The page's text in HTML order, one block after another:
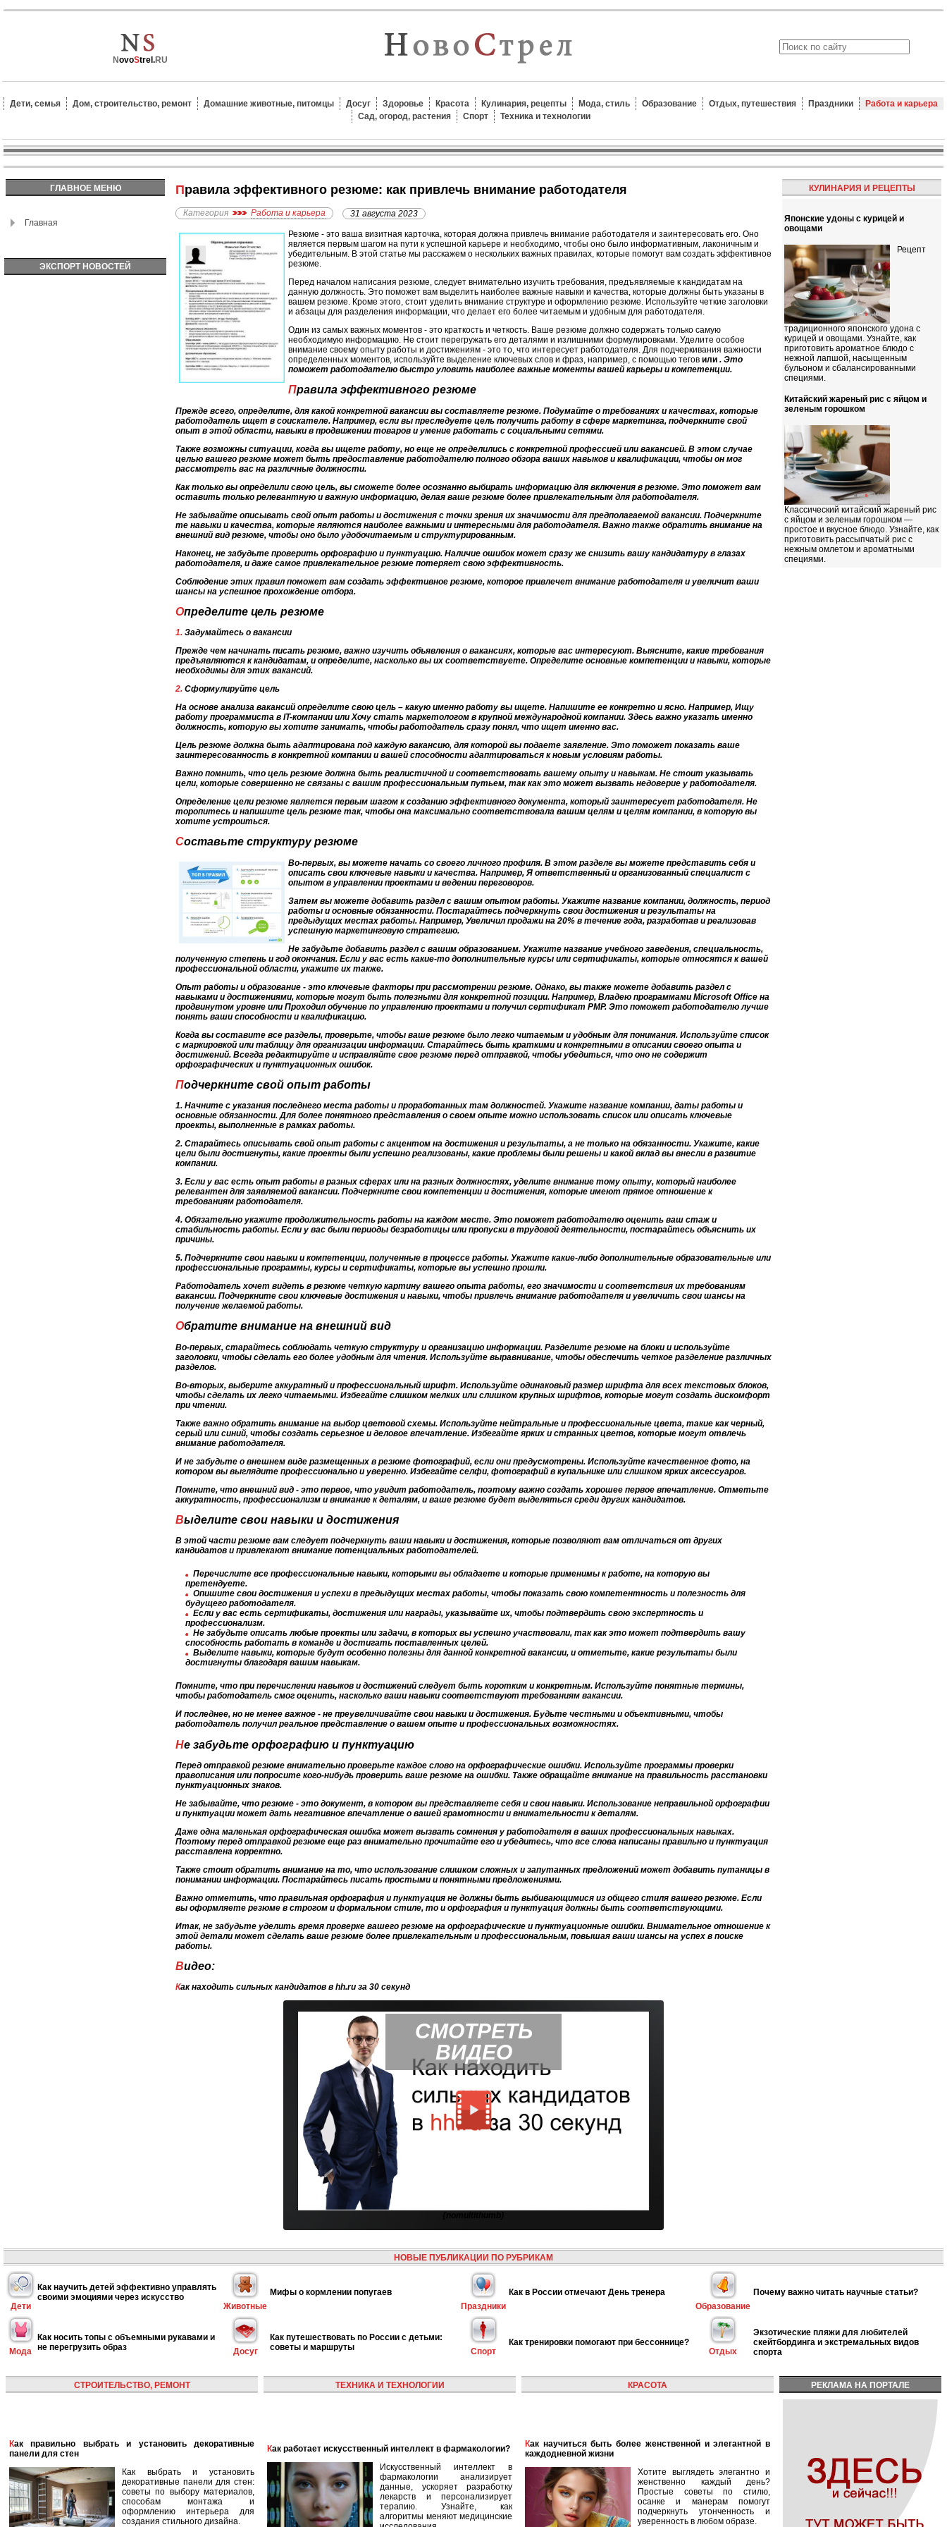
NovoStrel.RU
Дети, семья Дом, строительство, ремонт Домашние животные, питомцы Досуг Здоровье Красота Кулинария, рецепты Мода, стиль Образование Отдых, путешествия Праздники
Работа и карьера
Сад, огород, растения
Спорт Техника и технологии
ГЛАВНОЕ МЕНЮ
Главная
ЭКСПОРТ НОВОСТЕЙ
Правила эффективного резюме: как привлечь внимание работодателя
Категория Работа и карьера 31 августа 2023
Резюме - это ваша визитная карточка, которая должна привлечь внимание работодателя и заинтересовать его. Оно
является первым шагом на пути к успешной карьере и необходимо, чтобы оно было информативным, лаконичным и
убедительным. В этой статье мы расскажем о нескольких важных правилах, которые помогут вам создать эффективное
резюме.
Перед началом написания резюме, следует внимательно изучить требования, предъявляемые к кандидатам на
данную должность. Это поможет вам выделить наиболее важные навыки и качества, которые должны быть указаны в
вашем резюме. Кроме этого, стоит уделить внимание структуре и оформлению резюме. Используйте четкие заголовки
и абзацы для разделения информации, что делает его более читаемым и удобным для работодателя.
Один из самых важных моментов - это краткость и четкость. Ваше резюме должно содержать только самую
необходимую информацию. Не стоит перегружать его деталями и излишними формулировками. Уделите особое
внимание своему опыту работы и достижениям - это то, что интересует работодателя. Для подчеркивания важности
определенных моментов, используйте выделение ключевых слов и фраз, например, с помощью тегов или . Это
поможет работодателю быстро уловить наиболее важные моменты вашей карьеры и компетенции.
Правила эффективного резюме
Прежде всего, определите, для какой конкретной вакансии вы составляете резюме. Подумайте о требованиях и качествах, которые
работодатель ищет в соискателе. Например, если вы преследуете цель получить работу в сфере маркетинга, подчеркните свой
опыт в этой области, навыки в продвижении товаров и умение работать с социальными сетями.
Также возможны ситуации, когда вы ищете работу, но еще не определились с конкретной профессией или вакансией. В этом случае
целью вашего резюме может быть предоставление работодателю полного обзора ваших навыков и квалификации, чтобы он мог
рассмотреть вас на различные должности.
Как только вы определили свою цель, вы сможете более осознанно выбирать информацию для включения в резюме. Это поможет вам
оставить только релевантную и важную информацию, делая ваше резюме более привлекательным для работодателя.
Не забывайте описывать свой опыт работы и достижения с точки зрения их значимости для предполагаемой вакансии. Подчеркните
те навыки и качества, которые являются наиболее важными и интересными для работодателя. Важно также обратить внимание на
внешний вид резюме, чтобы оно было удобочитаемым и структурированным.
Наконец, не забудьте проверить орфографию и пунктуацию. Наличие ошибок может сразу же снизить вашу кандидатуру в глазах
работодателя, и даже самое привлекательное резюме потеряет свою эффективность.
Соблюдение этих правил поможет вам создать эффективное резюме, которое привлечет внимание работодателя и увеличит ваши
шансы на успешное прохождение отбора.
Определите цель резюме
1. Задумайтесь о вакансии
Прежде чем начинать писать резюме, важно изучить объявления о вакансиях, которые вас интересуют. Выясните, какие требования
предъявляются к кандидатам, и определите, насколько вы их соответствуете. Определите основные компетенции и навыки, которые
необходимы для этих вакансий.
2. Сформулируйте цель
На основе анализа вакансий определите свою цель – какую именно работу вы ищете. Напишите ее конкретно и ясно. Например, Ищу
работу программиста в IT-компании или Хочу стать маркетологом в крупной международной компании. Здесь важно указать именно
должность, которую вы хотите занимать, чтобы работодатель сразу понял, что ищет именно вас.
Цель резюме должна быть адаптирована под каждую вакансию, для которой вы подаете заявление. Это поможет показать ваше
заинтересованность в конкретной компании и вашей способности адаптироваться к новым условиям работы.
Важно помнить, что цель резюме должна быть реалистичной и соответствовать вашему опыту и навыкам. Не стоит указывать
цели, которые совершенно не связаны с вашим профессиональным путьем, так как это может вызвать недоверие у работодателя.
Определение цели резюме является первым шагом к созданию эффективного документа, который заинтересует работодателя. Не
торопитесь и напишите цель резюме так, чтобы она максимально соответствовала вашим целям и целям компании, в которую вы
хотите устроиться.
Составьте структуру резюме
Во-первых, вы можете начать со своего личного профиля. В этом разделе вы можете представить себя и
описать свои ключевые навыки и качества. Например, Я ответственный и организованный специалист с
опытом в управлении проектами и ведении переговоров.
Затем вы можете добавить раздел с вашим опытом работы. Укажите название компании, должность, период
работы и основные обязанности. Постарайтесь подчеркнуть свои достижения и результаты на
предыдущих местах работы. Например, Увеличил продажи на 20% в течение года, разработав и реализовав
успешную маркетинговую стратегию.
Не забудьте добавить раздел с вашим образованием. Укажите название учебного заведения, специальность,
полученную степень и год окончания. Если у вас есть какие-то дополнительные курсы или сертификаты, которые относятся к вашей
профессиональной области, укажите их также.
Опыт работы и образование - это ключевые факторы при рассмотрении резюме. Однако, вы также можете добавить раздел с
навыками и достижениями, которые могут быть полезными для конкретной позиции. Например, Владею программами Microsoft Office на
продвинутом уровне или Проходил обучение по управлению проектами и получил сертификат PMP. Это поможет работодателю лучше
понять ваши способности и квалификацию.
Когда вы составите все разделы, проверьте, чтобы ваше резюме было легко читаемым и удобным для понимания. Используйте список
с маркировкой или таблицу для организации информации. Старайтесь быть краткими и конкретными в описании своего опыта и
достижений. Всегда редактируйте и исправляйте свое резюме перед отправкой, чтобы убедиться, что оно не содержит
орфографических и пунктуационных ошибок.
Подчеркните свой опыт работы
1. Начните с указания последнего места работы и проработанных там должностей. Укажите название компании, даты работы и
основные обязанности. Для более понятного представления о своем опыте можно использовать список или описать ключевые
проекты, выполненные в рамках работы.
2. Старайтесь описывать свой опыт работы с акцентом на достижения и результаты, а не только на обязанности. Укажите, какие
цели были достигнуты, какие проекты были успешно реализованы, какие проблемы были решены и какой вклад вы внесли в развитие
компании.
3. Если у вас есть опыт работы в разных сферах или на разных должностях, уделите внимание тому опыту, который наиболее
релевантен для заявляемой вакансии. Подчеркните свои компетенции и достижения, которые имеют прямое отношение к
требованиям работодателя.
4. Обязательно укажите продолжительность работы на каждом месте. Это поможет работодателю оценить ваш стаж и
стабильность работы. Если у вас были периоды безработицы или пропуски в трудовой деятельности, постарайтесь объяснить их
причины.
5. Подчеркните свои навыки и компетенции, полученные в процессе работы. Укажите какие-либо дополнительные образовательные или
профессиональные программы, курсы и сертификаты, которые вы успешно прошли.
Работодатель хочет видеть в резюме четкую картину вашего опыта работы, его значимости и соответствия их требованиям
вакансии. Подчеркните свои ключевые достижения и навыки, чтобы привлечь внимание работодателя и увеличить свои шансы на
получение желаемой работы.
Обратите внимание на внешний вид
Во-первых, старайтесь соблюдать четкую структуру и организацию информации. Разделите резюме на блоки и используйте
заголовки, чтобы сделать его более удобным для чтения. Используйте выравнивание, чтобы обеспечить четкое разделение различных
разделов.
Во-вторых, выберите аккуратный и профессиональный шрифт. Используйте одинаковый размер шрифта для всех текстовых блоков,
чтобы сделать их легко читаемыми. Избегайте слишком мелких или слишком крупных шрифтов, которые могут создать дискомфорт
при чтении.
Также важно обратить внимание на выбор цветовой схемы. Используйте нейтральные и профессиональные цвета, такие как черный,
серый или синий, чтобы создать серьезное и деловое впечатление. Избегайте ярких и странных цветов, которые могут отвлечь
внимание работодателя.
И не забудьте о внешнем виде размещенных в резюме фотографий, если они предусмотрены. Используйте качественное фото, на
котором вы выглядите профессионально и уверенно. Избегайте селфи, фотографий в купальнике или слишком ярких аксессуаров.
Помните, что внешний вид - это первое, что увидит работодатель, поэтому важно создать хорошее первое впечатление. Отметьте
аккуратность, профессионализм и внимание к деталям, и ваше резюме будет выделяться среди других кандидатов.
Выделите свои навыки и достижения
В этой части резюме вам следует подчеркнуть ваши навыки и достижения, которые позволяют вам отличаться от других
кандидатов и привлекают внимание потенциальных работодателей.
Перечислите все профессиональные навыки, которыми вы обладаете и которые применимы к работе, на которую вы
претендуете.
Опишите свои достижения и успехи в предыдущих местах работы, чтобы показать свою компетентность и полезность для
будущего работодателя.
Если у вас есть сертификаты, достижения или награды, указывайте их, чтобы подтвердить свою экспертность и
профессионализм.
Не забудьте описать любые проекты или задачи, в которых вы успешно участвовали, так как это может подтвердить вашу
способность работать в команде и достигать поставленных целей.
Выделите навыки, которые будут особенно полезны для данной конкретной вакансии, и отметьте, какие результаты были
достигнуты благодаря вашим навыкам.
Помните, что при перечислении навыков и достижений следует быть коротким и конкретным. Используйте понятные термины,
чтобы работодатель смог оценить, насколько ваши навыки соответствуют требованиям вакансии.
И последнее, но не менее важное - не преувеличивайте свои навыки и достижения. Будьте честными и объективными, чтобы
работодатель получил реальное представление о вашем опыте и профессиональных возможностях.
Не забудьте орфографию и пунктуацию
Перед отправкой резюме внимательно проверьте каждое слово на орфографические ошибки. Используйте программы проверки
правописания или попросите кого-нибудь проверить ваше резюме на ошибки. Также обращайте внимание на правильность расстановки
пунктуационных знаков.
Не забывайте, что резюме - это документ, в котором вы представляете себя и свои навыки. Использование неправильной орфографии
и пунктуации может дать негативное впечатление о вашей грамотности и внимательности к деталям.
Даже одна маленькая орфографическая ошибка может вызвать сомнения у работодателя в ваших профессиональных навыках.
Поэтому перед отправкой резюме еще раз внимательно прочитайте его и убедитесь, что все слова написаны правильно и пунктуация
расставлена корректно.
Также стоит обратить внимание на то, что использование слишком сложных и запутанных предложений может добавить путаницы в
понимании информации. Постарайтесь писать простыми и понятными предложениями.
Важно отметить, что правильная орфография и пунктуация не должны быть выбивающимися из общего стиля вашего резюме. Если
вы оформляете резюме в строгом и формальном стиле, то и орфография и пунктуация должны быть соответствующими.
Итак, не забудьте уделить время проверке вашего резюме на орфографические и пунктуационные ошибки. Внимательное отношение к
этой детали может сделать ваше резюме более привлекательным и профессиональным, повышая ваши шансы на успех в поиске
работы.
Видео:
Как находить сильных кандидатов в hh.ru за 30 секунд
СМОТРЕТЬ
ВИДЕО
КУЛИНАРИЯ И РЕЦЕПТЫ
Японские удоны с курицей и
овощами
Рецепт
традиционного японского удона с
курицей и овощами. Узнайте, как
приготовить ароматное блюдо с
нежной лапшой, насыщенным
бульоном и сбалансированными
специями.
Китайский жареный рис с яйцом и
зеленым горошком
Классический китайский жареный рис
с яйцом и зеленым горошком —
простое и вкусное блюдо. Узнайте, как
приготовить рассыпчатый рис с
нежным омлетом и ароматными
специями.
НОВЫЕ ПУБЛИКАЦИИ ПО РУБРИКАМ
Дети
Как научить детей эффективно управлять
своими эмоциями через искусство
Животные
Мифы о кормлении попугаев
Праздники
Как в России отмечают День тренера
Образование
Почему важно читать научные статьи?
Мода
Как носить топы с объемными рукавами и
не перегрузить образ
Досуг
Как путешествовать по России с детьми:
советы и маршруты
Спорт
Как тренировки помогают при бессоннице?
Отдых
Экзотические пляжи для любителей
скейтбординга и экстремальных видов
спорта
СТРОИТЕЛЬСТВО, РЕМОНТ
Как правильно выбрать и установить декоративные
панели для стен
Как выбрать и установить
декоративные панели для стен:
советы по выбору материалов,
способам монтажа и
оформлению интерьера для
создания стильного дизайна.
ТЕХНИКА И ТЕХНОЛОГИИ
Как работает искусственный интеллект в фармакологии?
Искусственный интеллект в
фармакологии анализирует
данные, ускоряет разработку
лекарств и персонализирует
терапию. Узнайте, как
алгоритмы меняют медицинские
КРАСОТА
Как научиться быть более женственной и элегантной в
каждодневной жизни
Хотите выглядеть элегантно и
женственно каждый день?
Простые советы по стилю,
осанке и манерам помогут
подчеркнуть утонченность и
уверенность в любом образе.
РЕКЛАМА НА ПОРТАЛЕ